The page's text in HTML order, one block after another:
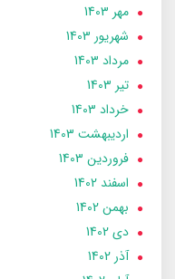
مهر 1403
شهریور 1403
مرداد 1403
تير 1403
خرداد 1403
ارديبهشت 1403
فروردین 1403
اسفند 1402
بهمن 1402
دی 1402
آذر 1402